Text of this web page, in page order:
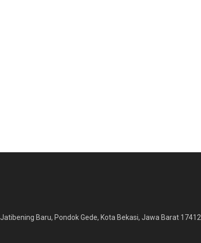
Baru, Pondok Gede, Kota Bekasi, Jawa Barat 17412